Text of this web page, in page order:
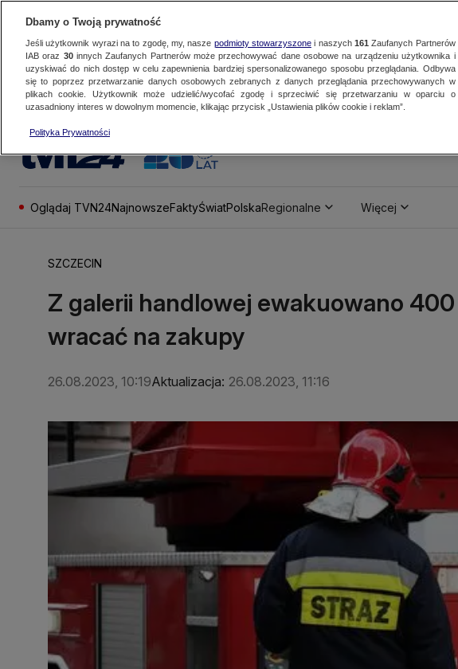
Oglądaj TVN24NajnowszeFaktyŚwiatPolskaRegionalne Więcej
SZCZECIN
Z galerii handlowej ewakuowano
wracać na zakupy
26.08.2023, 10:19Aktualizacja: 26.08.2023, 11:16
Dbamy o Twoją prywatność
Jeśli użytkownik wyrazi na to zgodę, my, nasze podmioty stowarzyszonei naszych 161 Zaufanych Partnerów
IAB oraz 30innych Zaufanych Partnerów może przechowywać dane osobowe na urządzeniu użytkownika i
uzyskiwać do nich dostęp w celu zapewnienia bardziej spersonalizowanego sposobu przeglądania. Odbywa
się to poprzez przetwarzanie danych osobowych zebranych z danych przeglądania przechowywanych w
plikach cookie. Użytkownik może udzielić/wycofać zgodę i sprzeciwić się przetwarzaniu w oparciu o
uzasadniony interes w dowolnym momencie, klikając przycisk „Ustawienia plików cookie i reklam”.
Polityka Prywatności